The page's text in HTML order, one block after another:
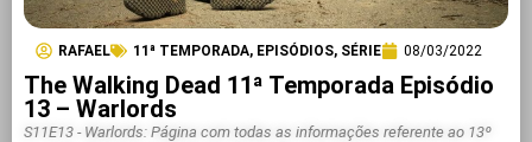
RAFAEL 11ª TEMPORADA, EPISÓDIOS, SÉRIE 08/03/2022
The Walking Dead 11ª Temporada Episódio
13 – Warlords
S11E13 - Warlords: Página com todas as informações referente ao 13º